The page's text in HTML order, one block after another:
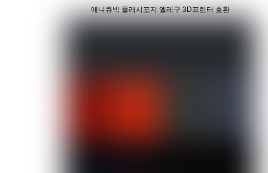
애니큐빅 플래시포지 엘레구 3D프린터 호환